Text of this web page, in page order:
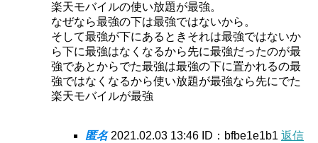
楽天モバイルの使い放題が最強。
なぜなら最強の下は最強ではないから。
そして最強が下にあるときそれは最強ではないか
ら下に最強はなくなるから先に最強だったのが最
強であとからでた最強は最強の下に置かれるの最
強ではなくなるから使い放題が最強なら先にでた
楽天モバイルが最強
匿名 2021.02.03 13:46 ID：bfbe1e1b1 返信